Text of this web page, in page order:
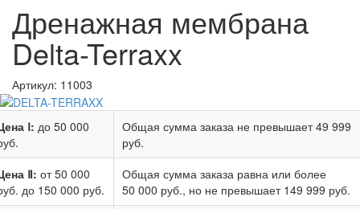
Дренажная мембрана
Delta-Terraxx
Артикул: 11003
Ⅰ: до 50 000
Общая сумма заказа не превышает49 999
руб.
Ⅱ: от 50 000
до 150 000 руб.
Общая сумма заказа равна или более
50 000 руб., но не превышает 149 999 руб.